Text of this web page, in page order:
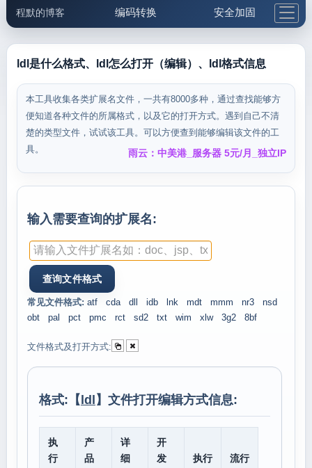
程默的博客 编码转换 安全加固
邮件工具 生活便民 更多工具
5.1支付宝大红包
ldl是什么格式、ldl怎么打开（编辑）、ldl格式信息
本工具收集各类扩展名文件，一共有8000多种，通过查找能够方
便知道各种文件的所属格式，以及它的打开方式。遇到自己不清
楚的类型文件，试试该工具。可以方便查到能够编辑该文件的工
具。
雨云：中美港_服务器 5元/月_独立IP
输入需要查询的扩展名:
常见文件格式: atf cda dll idb lnk mdt mmm nr3
nsd
obt
pal pct pmc rct sd2 txt wim xlw 3g2 8bf
文件格式及打开方式:
格式:【 ldl 】文件打开编辑方式信息:
执
行
产
品
详
细
开
发
执行
流行